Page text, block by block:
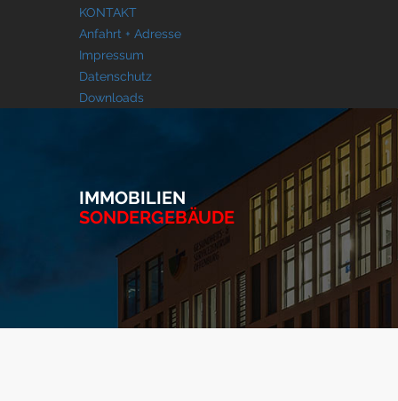
KONTAKT
Anfahrt + Adresse
Impressum
Datenschutz
Downloads
IMMOBILIEN
SONDERGEBÄUDE